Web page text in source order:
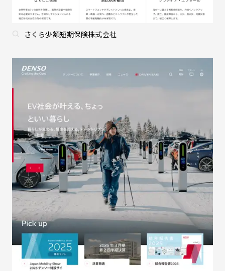
さくら少額短期保険株式会社